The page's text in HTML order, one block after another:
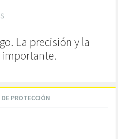
La precisión y la
importante.
PROTECCIÓN